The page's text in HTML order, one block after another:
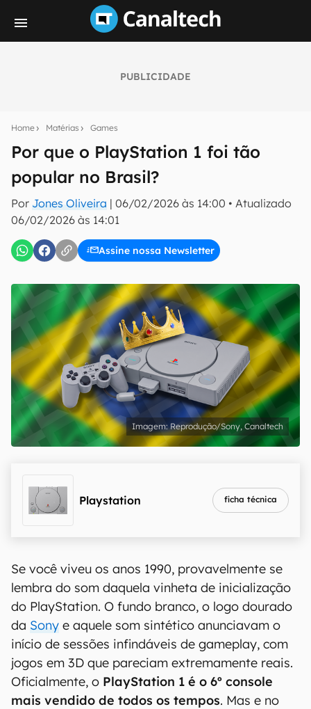
PUBLICIDADE
Home Matérias Games
Por que o PlayStation 1 foi tão
popular no Brasil?
Por Jones Oliveira | 06/02/2026 às 14:00 • Atualizado
06/02/2026 às 14:01
Assine nossa Newsletter
notícias e reviews sobre tecnologia em primeira
E-mail
Uso e Política de Privacidade do Canaltech.
Reprodução/Sony, Canaltech
Playstation ficha técnica
Se você viveu os anos 1990, provavelmente se
lembra do som daquela vinheta de inicialização
do PlayStation. O fundo branco, o logo dourado
da Sony e aquele som sintético anunciavam o
início de sessões infindáveis de gameplay, com
jogos em 3D que pareciam extremamente reais.
Oficialmente, o PlayStation 1 é o 6º console
mais vendido de todos os tempos. Mas e no